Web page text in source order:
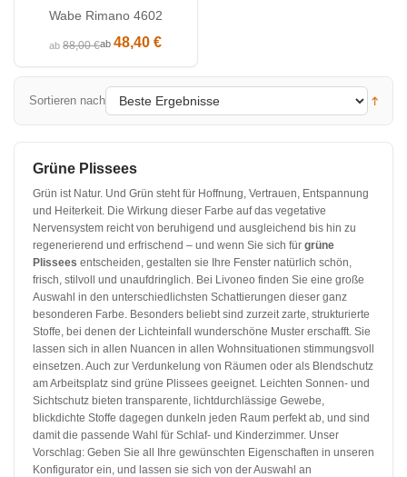
Wabe Rimano 4602
ab88,00 €ab48,40 €
Sortieren nach
Grüne Plissees
Grün ist Natur. Und Grün steht für Hoffnung, Vertrauen, Entspannung
und Heiterkeit. Die Wirkung dieser Farbe auf das vegetative
Nervensystem reicht von beruhigend und ausgleichend bis hin zu
regenerierend und erfrischend – und wenn Sie sich für grüne
Plissees entscheiden, gestalten sie Ihre Fenster natürlich schön,
frisch, stilvoll und unaufdringlich. Bei Livoneo finden Sie eine große
Auswahl in den unterschiedlichsten Schattierungen dieser ganz
besonderen Farbe. Besonders beliebt sind zurzeit zarte, strukturierte
Stoffe, bei denen der Lichteinfall wunderschöne Muster erschafft. Sie
lassen sich in allen Nuancen in allen Wohnsituationen stimmungsvoll
einsetzen. Auch zur Verdunkelung von Räumen oder als Blendschutz
am Arbeitsplatz sind grüne Plissees geeignet. Leichten Sonnen- und
Sichtschutz bieten transparente, lichtdurchlässige Gewebe,
blickdichte Stoffe dagegen dunkeln jeden Raum perfekt ab, und sind
damit die passende Wahl für Schlaf- und Kinderzimmer. Unser
Vorschlag: Geben Sie all Ihre gewünschten Eigenschaften in unseren
Konfigurator ein, und lassen sie sich von der Auswahl an